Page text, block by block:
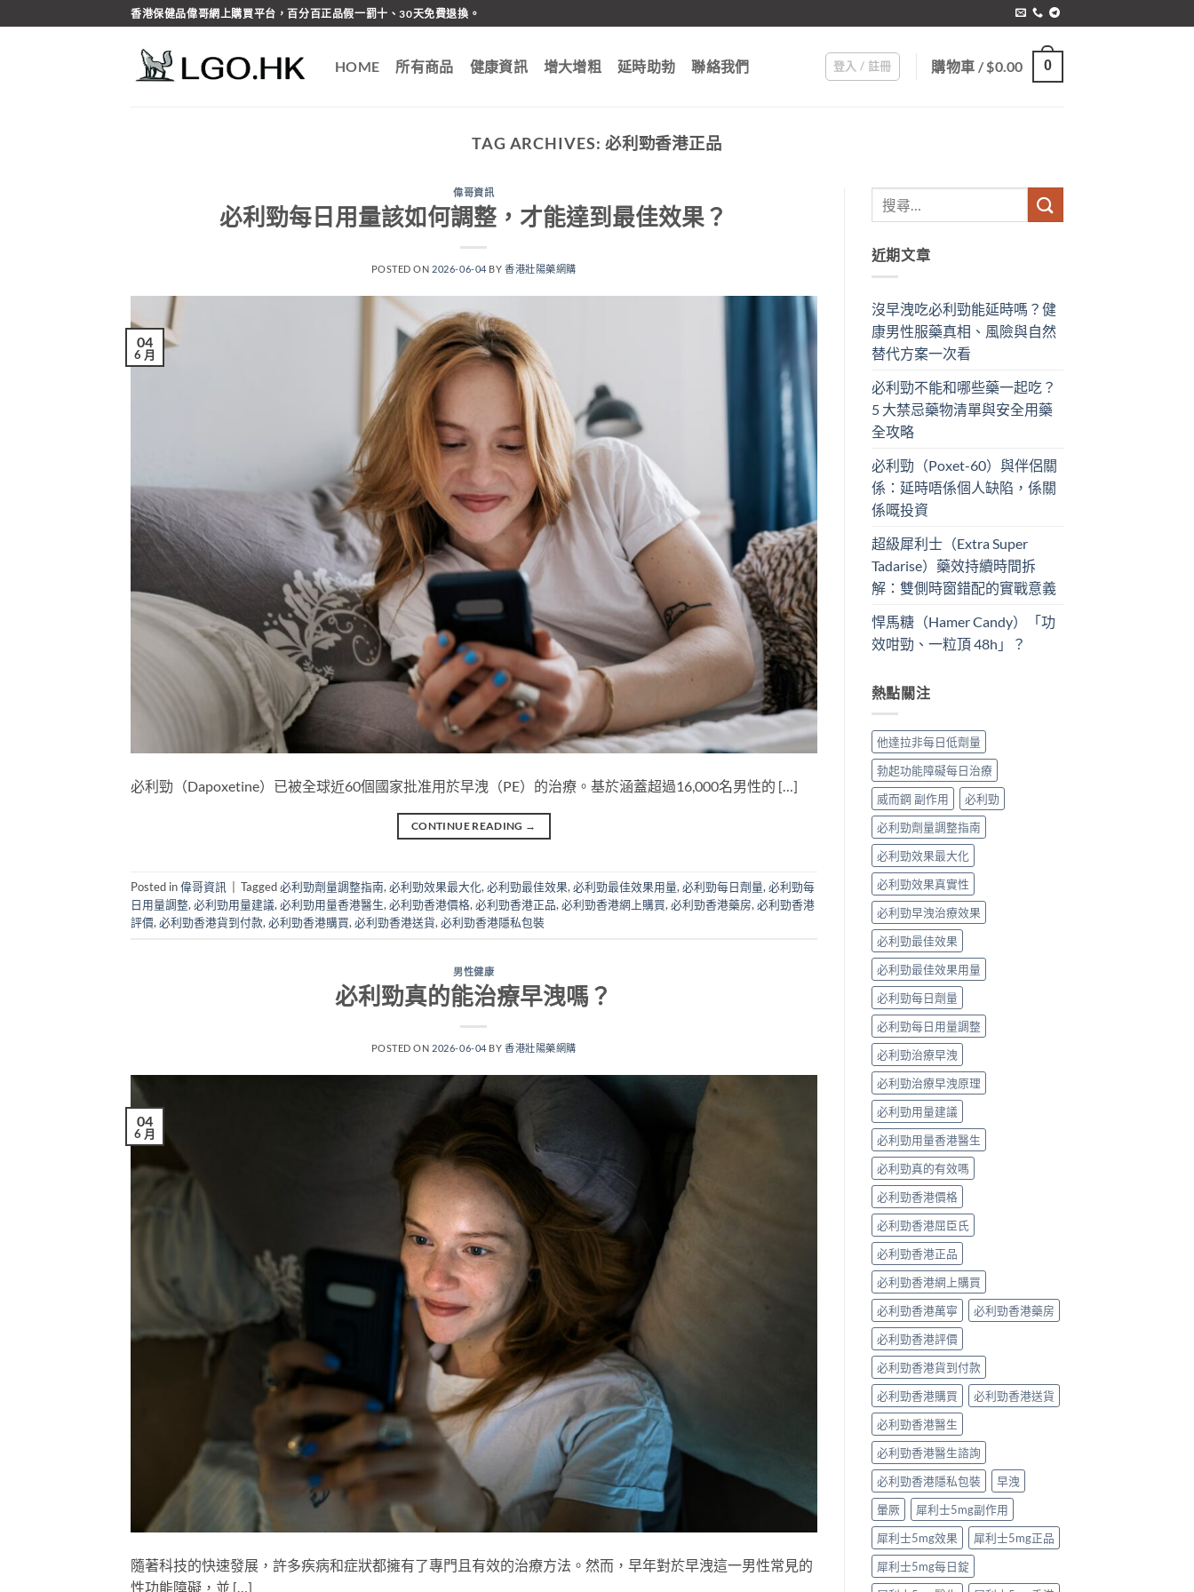
to
香港保健品偉哥網上購買平台，百分百正品假一罰十、30天免費退換。
HOME 所有商品 健康資訊 增大增粗 延時助勃 聯絡我們 登入 / 註冊 購物車 /$0.00 0
TAG ARCHIVES: 必利勁香港正品
偉哥資訊
必利勁每日用量該如何調整，才能達到最佳效果？
POSTED ON 2026-06-04 BY香港壯陽藥網購
04
6 月
必利勁（Dapoxetine）已被全球近60個國家批准用於早洩（PE）的治療。基於涵蓋超過16,000名男性的 […]
CONTINUE READING →
Posted in偉哥資訊 Tagged必利勁劑量調整指南,必利勁效果最大化,必利勁最佳效果,必利勁最佳效果用量,必利勁每日劑量,必利勁每
日用量調整,必利勁用量建議,必利勁用量香港醫生,必利勁香港價格,必利勁香港正品,必利勁香港網上購買,必利勁香港藥房,必利勁香港
評價,必利勁香港貨到付款,必利勁香港購買,必利勁香港送貨,必利勁香港隱私包裝
男性健康
必利勁真的能治療早洩嗎？
POSTED ON 2026-06-04 BY香港壯陽藥網購
04
6 月
隨著科技的快速發展，許多疾病和症狀都擁有了專門且有效的治療方法。然而，早年對於早洩這一男性常見的
性功能障礙，並 […]
近期文章
沒早洩吃必利勁能延時嗎？健
康男性服藥真相、風險與自然
替代方案一次看
必利勁不能和哪些藥一起吃？
5 大禁忌藥物清單與安全用藥
全攻略
必利勁（Poxet-60）與伴侶關
係：延時唔係個人缺陷，係關
係嘅投資
超級犀利士（Extra Super
Tadarise）藥效持續時間拆
解：雙側時窗錯配的實戰意義
悍馬糖（Hamer Candy）「功
效咁勁、一粒頂 48h」？
熱點關注
他達拉非每日低劑量
勃起功能障礙每日治療
威而鋼 副作用
必利勁
必利勁劑量調整指南
必利勁效果最大化
必利勁效果真實性
必利勁早洩治療效果
必利勁最佳效果
必利勁最佳效果用量
必利勁每日劑量
必利勁每日用量調整
必利勁治療早洩
必利勁治療早洩原理
必利勁用量建議
必利勁用量香港醫生
必利勁真的有效嗎
必利勁香港價格
必利勁香港屈臣氏
必利勁香港正品
必利勁香港網上購買
必利勁香港萬寧
必利勁香港藥房
必利勁香港評價
必利勁香港貨到付款
必利勁香港購買
必利勁香港送貨
必利勁香港醫生
必利勁香港醫生諮詢
必利勁香港隱私包裝
早洩
暈厥
犀利士5mg副作用
犀利士5mg效果
犀利士5mg正品
犀利士5mg每日錠